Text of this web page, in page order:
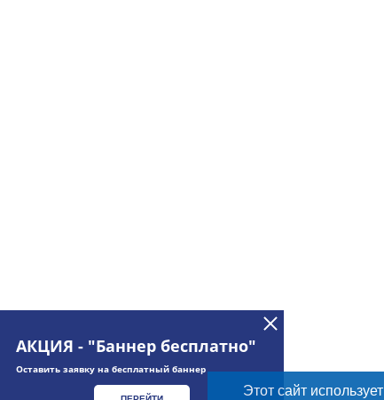
АКЦИЯ - "Баннер бесплатно"
Оставить заявку на бесплатный баннер
Этот сайт использует